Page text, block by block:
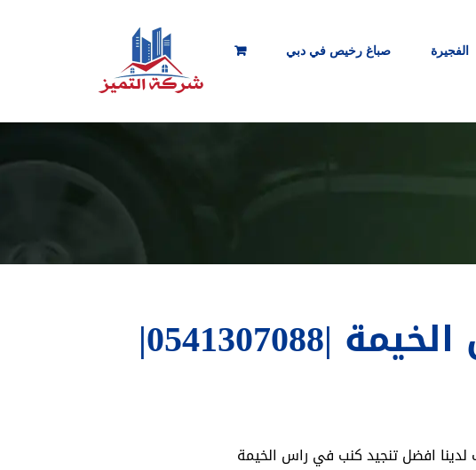
الفجيرة صباغ رخيص في دبي
تنجيد كنب في راس الخيمة |0541307088|